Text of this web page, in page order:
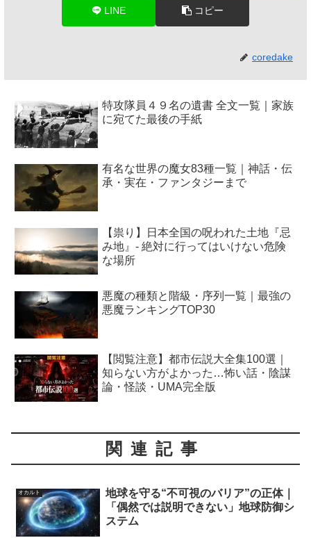
LINE コピー
coredake
特攻隊員４９名の遺書 全文一覧｜家族
に宛てた最後の手紙
有名な世界の魔女83種一覧｜神話・伝
承・実在・ファンタジーまで
【祟り】日本全国の呪われた土地『忌
み地』- 絶対に行ってはいけない危険
な場所
悪魔の種類と階級・序列一覧｜最強の
悪魔ランキングTOP30
【閲覧注意】都市伝説大全集100選｜
知らない方がよかった…怖い話・陰謀
論・怪談・UMA完全版
関連記事
オカルト
地球を守る“不可視のバリア”の正体｜
「偶然では説明できない」地球防御シ
ステム